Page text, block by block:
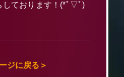
しております！(*ﾟ▽ﾟ)
ジに戻る＞